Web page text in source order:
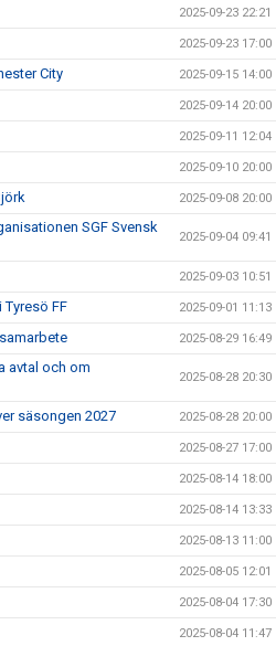
2025-09-23 22:21
2025-09-23 17:00
City 2025-09-15 14:00
2025-09-14 20:00
2025-09-11 12:04
2025-09-10 20:00
2025-09-08 20:00
SGF Svensk
2025-09-04 09:41
2025-09-03 10:51
FF 2025-09-01 11:13
2025-08-29 16:49
avtal och om
2025-08-28 20:30
säsongen 2027 2025-08-28 20:00
2025-08-27 17:00
2025-08-14 18:00
2025-08-14 13:33
2025-08-13 11:00
2025-08-05 12:01
2025-08-04 17:30
2025-08-04 11:47